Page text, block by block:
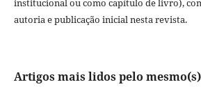
autoria e publicação inicial nesta revista.
Artigos mais lidos pelo